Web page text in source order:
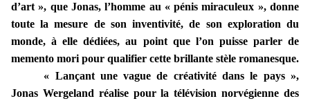
d’art », que Jonas, l’homme au « pénis miraculeux », donne
toute la mesure de son inventivité, de son exploration du
monde, à elle dédiées, au point que l’on puisse parler de
memento mori pour qualifier cette brillante stèle romanesque.
« Lançant une vague de créativité dans le pays »,
Jonas Wergeland réalise pour la télévision norvégienne des